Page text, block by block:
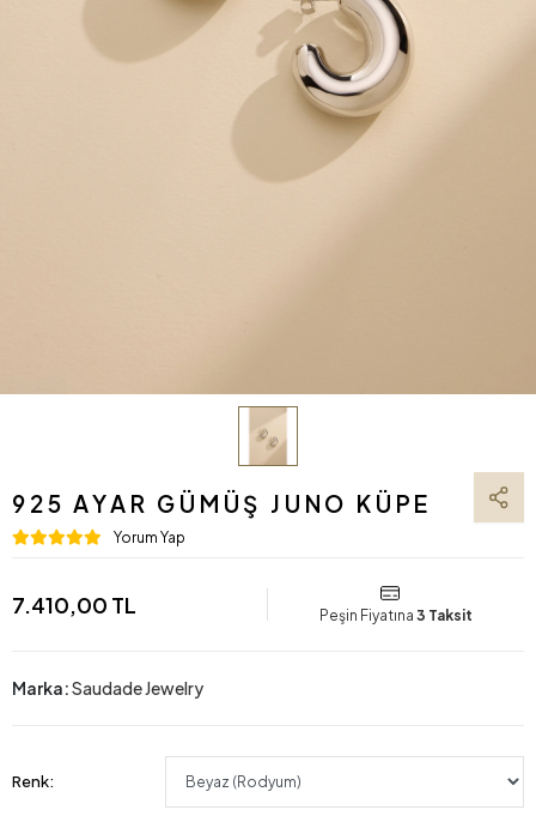
925 AYAR GÜMÜŞ JUNO KÜPE
Yorum Yap
7.410,00 TL Peşin Fiyatına 3 Taksit
Marka:Saudade Jewelry
Renk: